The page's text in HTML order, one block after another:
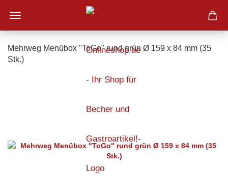
Mehrweg Menübox "ToGo" rund grün Ø 159 x 84 mm (35
Stk.)